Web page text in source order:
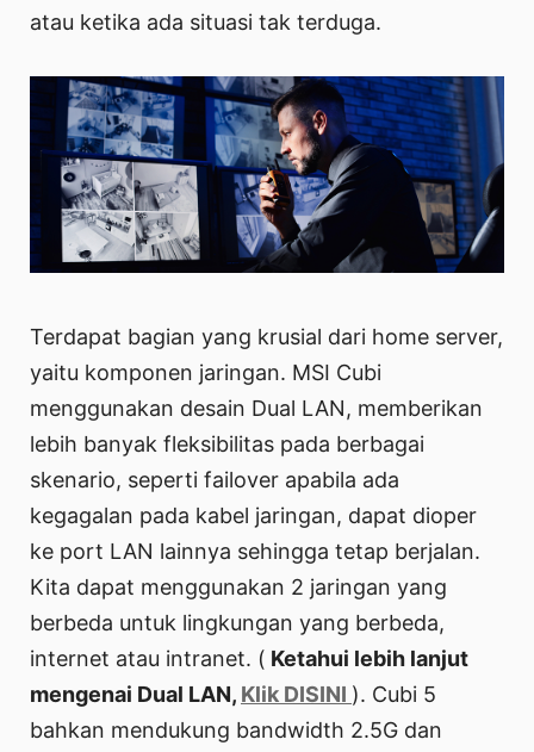
atau ketika ada situasi tak terduga.
Terdapat bagian yang krusial dari home server,
yaitu komponen jaringan. MSI Cubi
menggunakan desain Dual LAN, memberikan
lebih banyak fleksibilitas pada berbagai
skenario, seperti failover apabila ada
kegagalan pada kabel jaringan, dapat dioper
ke port LAN lainnya sehingga tetap berjalan.
Kita dapat menggunakan 2 jaringan yang
berbeda untuk lingkungan yang berbeda,
internet atau intranet. ( Ketahui lebih lanjut
mengenai Dual LAN, Klik DISINI ). Cubi 5
bahkan mendukung bandwidth 2.5G dan